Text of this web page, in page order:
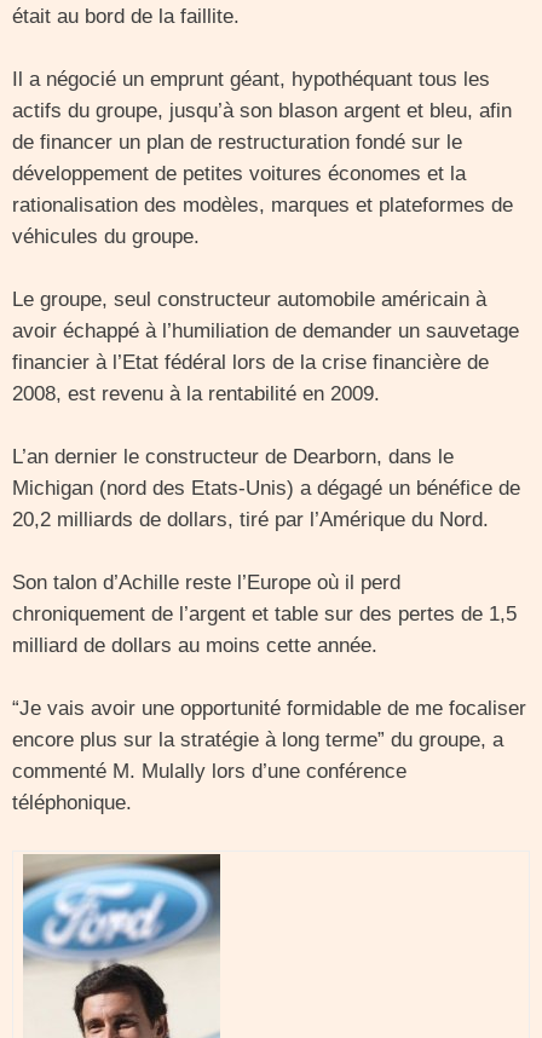
était au bord de la faillite.
Il a négocié un emprunt géant, hypothéquant tous les
actifs du groupe, jusqu’à son blason argent et bleu, afin
de financer un plan de restructuration fondé sur le
développement de petites voitures économes et la
rationalisation des modèles, marques et plateformes de
véhicules du groupe.
Le groupe, seul constructeur automobile américain à
avoir échappé à l’humiliation de demander un sauvetage
financier à l’Etat fédéral lors de la crise financière de
2008, est revenu à la rentabilité en 2009.
L’an dernier le constructeur de Dearborn, dans le
Michigan (nord des Etats-Unis) a dégagé un bénéfice de
20,2 milliards de dollars, tiré par l’Amérique du Nord.
Son talon d’Achille reste l’Europe où il perd
chroniquement de l’argent et table sur des pertes de 1,5
milliard de dollars au moins cette année.
“Je vais avoir une opportunité formidable de me focaliser
encore plus sur la stratégie à long terme” du groupe, a
commenté M. Mulally lors d’une conférence
téléphonique.